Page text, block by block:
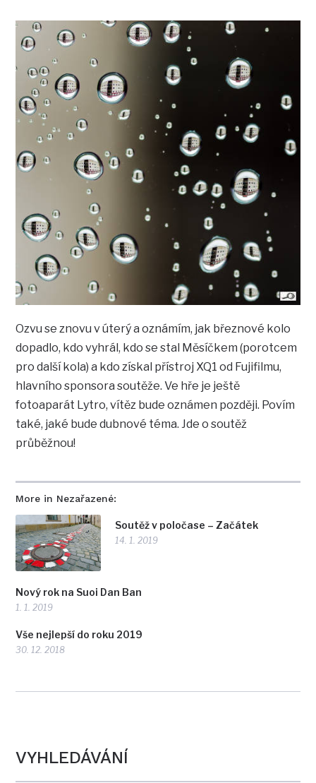
More in Nezařazené:
Soutěž v poločase – Začátek
14. 1. 2019
Nový rok na Suoi Dan Ban
1. 1. 2019
Vše nejlepší do roku 2019
30. 12. 2018
Ozvu se znovu v úterý a oznámím, jak březnové kolo
dopadlo, kdo vyhrál, kdo se stal Měsíčkem (porotcem
pro další kola) a kdo získal přístroj XQ1 od Fujifilmu,
hlavního sponsora soutěže. Ve hře je ještě
fotoaparát Lytro, vítěz bude oznámen později. Povím
také, jaké bude dubnové téma. Jde o soutěž
průběžnou!
VYHLEDÁVÁNÍ